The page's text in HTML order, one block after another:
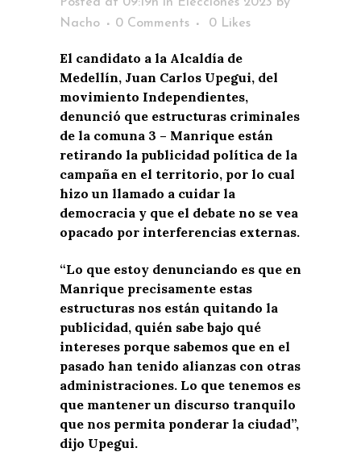
Nacho
0 Comments 0 Likes
El candidato a la Alcaldía de
Medellín, Juan Carlos Upegui, del
movimiento Independientes,
denunció que estructuras criminales
de la comuna 3 – Manrique están
retirando la publicidad política de la
campaña en el territorio, por lo cual
hizo un llamado a cuidar la
democracia y que el debate no se vea
opacado por interferencias externas.
“Lo que estoy denunciando es que en
Manrique precisamente estas
estructuras nos están quitando la
publicidad, quién sabe bajo qué
intereses porque sabemos que en el
pasado han tenido alianzas con otras
administraciones. Lo que tenemos es
que mantener un discurso tranquilo
que nos permita ponderar la ciudad”,
dijo Upegui.